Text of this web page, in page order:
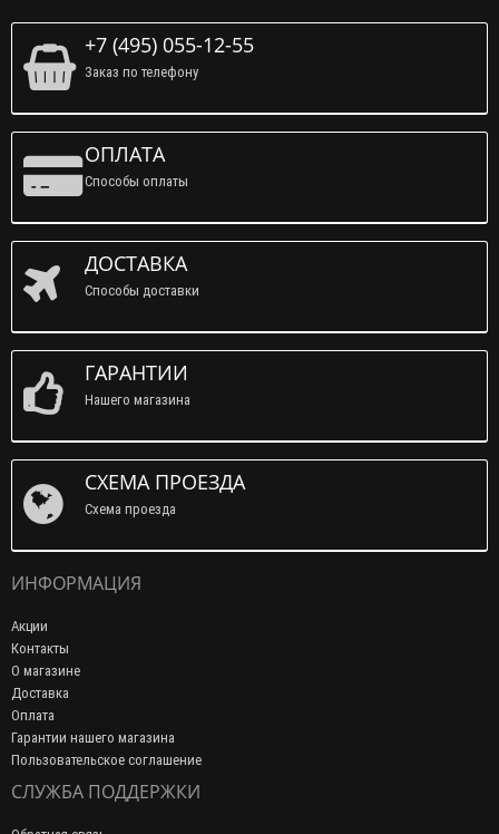
+7 (495) 055-12-55
Заказ по телефону
ОПЛАТА
Способы оплаты
ДОСТАВКА
Способы доставки
ГАРАНТИИ
Нашего магазина
СХЕМА ПРОЕЗДА
Схема проезда
ИНФОРМАЦИЯ
Акции
Контакты
О магазине
Доставка
Оплата
Гарантии нашего магазина
Пользовательское соглашение
СЛУЖБА ПОДДЕРЖКИ